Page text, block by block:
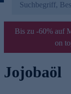
Bis zu -60% auf
on
Jojobaöl